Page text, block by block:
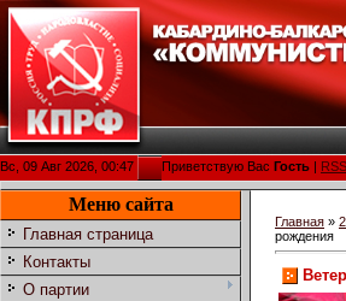
Вс, 09 Авг 2026, 00:47 Приветствую Вас Гость RSS
Меню сайта
Главная страница
Контакты
О партии
Главная »
рождения